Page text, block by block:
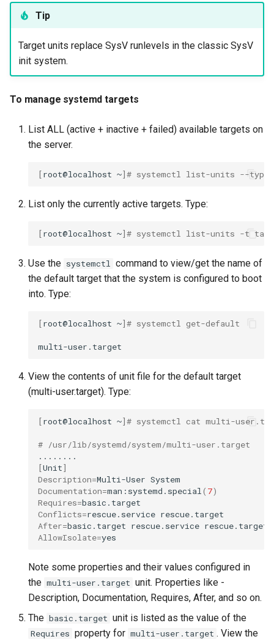
Tip
Target units replace SysV runlevels in the classic SysV
init system.
To manage systemd targets
List ALL (active + inactive + failed) available targets on
the server.
[root@localhost ~]# systemctl list-units --
List only the currently active targets. Type:
[root@localhost ~]# systemctl list-units -t
Use the systemctl command to view/get the name of
the default target that the system is configured to boot
into. Type:
[root@localhost ~]# systemctl get-default
View the contents of unit file for the default target
(multi-user.target). Type:
[root@localhost ~]# systemctl cat multi-
# /usr/lib/systemd/system/multi-user.target
[Unit]
Description=Multi-User
Documentation=man:systemd.special ( 7)
Requires=
Conflicts=rescue.service
After=basic.target rescue.service
AllowIsolate=
Note some properties and their values configured in
the multi-user.target unit. Properties like -
Description, Documentation, Requires, After, and so on.
The basic.target unit is listed as the value of the
Requires property for multi-user.target . View the